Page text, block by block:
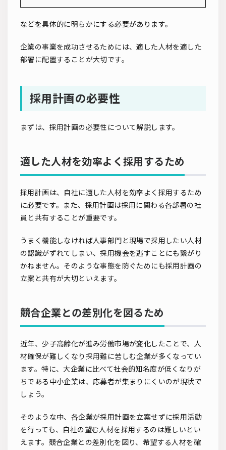
などを具体的に明らかにする必要があります。
企業の事業を成功させるためには、適した人材を適した
部署に配置することが大切です。
採用計画の必要性
まずは、採用計画の必要性について解説します。
適した人材を効率よく採用するため
採用計画は、自社に適した人材を効率よく採用するため
に必要です。また、採用計画は採用に関わる各部署の社
員と共有することが重要です。
うまく機能しなければ人事部門と現場で採用したい人材
の認識がずれてしまい、採用機会を逃すことにも繋がり
かねません。そのような事態を防ぐためにも採用計画の
立案と共有が大切といえます。
競合企業との差別化を図るため
近年、少子高齢化が進み労働市場が変化したことで、人
材確保が難しくなり採用難に苦しむ企業が多くなってい
ます。特に、大企業に比べて社会的知名度が低くなりが
ちである中小企業は、応募者が集まりにくいのが現状で
しょう。
そのような中、各企業が採用計画を立案せずに採用活動
を行っても、自社の望む人材を採用するのは難しいとい
えます。競合企業との差別化を図り、希望する人材を確